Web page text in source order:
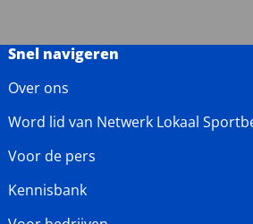
Snel navigeren
Over ons
Word lid van Netwerk Lokaal
Voor de pers
Kennisbank